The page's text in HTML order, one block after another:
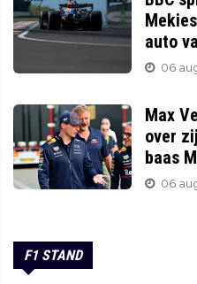
auto
06
Max
over
baas
06
F1 STAND